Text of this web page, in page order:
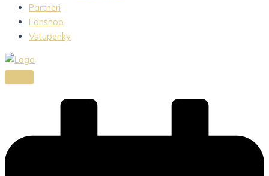
Partneri
Fanshop
Vstupenky